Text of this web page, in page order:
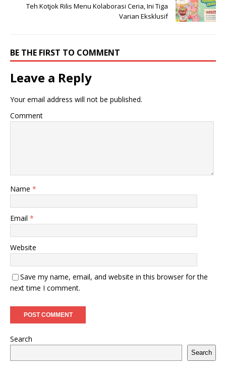
Teh Kotjok Rilis Menu Kolaborasi Ceria, Ini Tiga
Varian Eksklusif
BE THE FIRST TO COMMENT
Leave a Reply
Your email address will not be published.
Comment
Name *
Email *
Website
Save my name, email, and website in this browser for the
next time I comment.
Search
Search